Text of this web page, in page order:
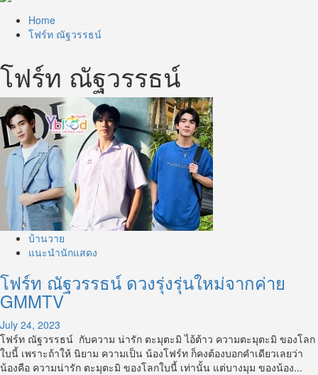
Home
โฟร์ท ณัฐวรรธน์
โฟร์ท ณัฐวรรธน์
บ้านวาย
แนะนำนักแสดง
โฟร์ท ณัฐวรรธน์ ดวงรุ่งรุ่นใหม่จากค่าย
GMMTV
July 24, 2023
โฟร์ท ณัฐวรรธน์ กับความ น่ารัก ตะมุตะมิ ไอ้ต้าว ความตะมุตะมิ ของโลก
ใบนี้ เพราะถ้าให้ นิยาม ความเป็น น้องโฟร์ท ก็คงต้องบอกคำเดียวเลยว่า
น้องคือ ความน่ารัก ตะมุตะมิ ของโลกใบนี้ เท่านั้น แต่บางมุม ของน้อง...